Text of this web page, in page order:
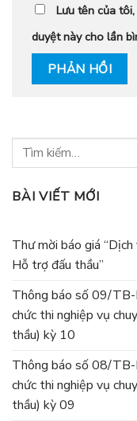
Lưu tên của
duyệt này cho lần
BÀI VIẾT MỚI
Thư mời báo giá
Hỗ trợ đấu thầu”
Thông báo số 09/
chức thi nghiệp vụ
thầu) kỳ 10
Thông báo số 08/
chức thi nghiệp vụ
thầu) kỳ 09